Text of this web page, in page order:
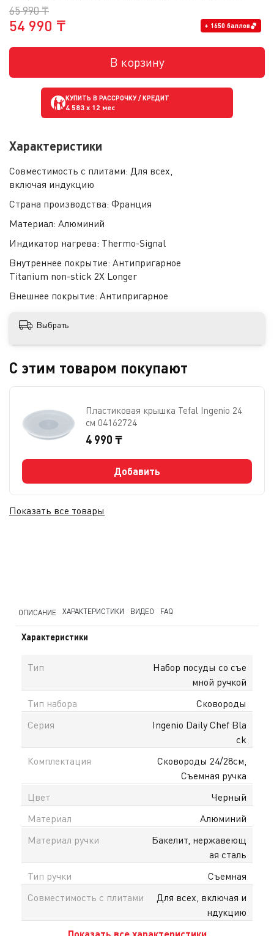
65 990 ₸
54 990 ₸ + 1650 баллов
В корзину
КУПИТЬ В РАССРОЧКУ / КРЕДИТ
4 583 x 12 мес
Характеристики
Совместимость с плитами: Для всех,
включая индукцию
Страна производства: Франция
Материал: Алюминий
Индикатор нагрева: Thermo-Signal
Внутреннее покрытие: Антипригарное
Titanium non-stick 2X Longer
Внешнее покрытие: Антипригарное
Выбрать
С этим товаром покупают
Пластиковая крышка Tefal Ingenio 24
см 04162724
4 990 ₸
Добавить
Показать все товары
ОПИСАНИЕ ХАРАКТЕРИСТИКИ ВИДЕО FAQ
Характеристики
Тип
Набор посуды со съе
мной ручкой
Тип набора
Сковороды
Серия
Ingenio Daily Chef Bla
ck
Комплектация
Сковороды 24/28см,
Съемная ручка
Цвет
Черный
Материал
Алюминий
Материал ручки
Бакелит, нержавеющ
ая сталь
Тип ручки
Съемная
Совместимость с плитами
Для всех, включая и
ндукцию